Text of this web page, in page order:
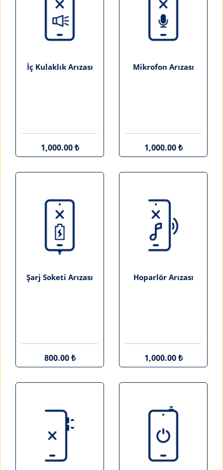
İç Kulaklık Arızası
1,000.00 ₺
Mikrofon Arızası
1,000.00 ₺
Şarj Soketi Arızası
800.00 ₺
Hoparlör Arızası
1,000.00 ₺